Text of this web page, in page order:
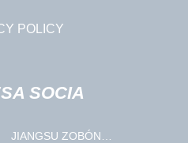
POLICY
SOCIA
JIANGSU ZOBÓN